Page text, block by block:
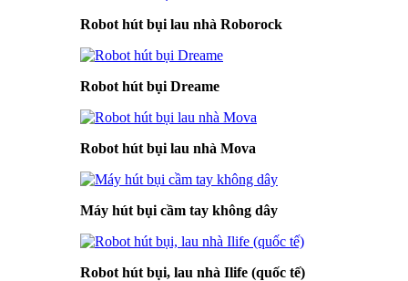
Robot hút bụi lau nhà Roborock
Robot hút bụi Dreame
Robot hút bụi lau nhà Mova
Máy hút bụi cầm tay không dây
Robot hút bụi, lau nhà Ilife (quốc tế)